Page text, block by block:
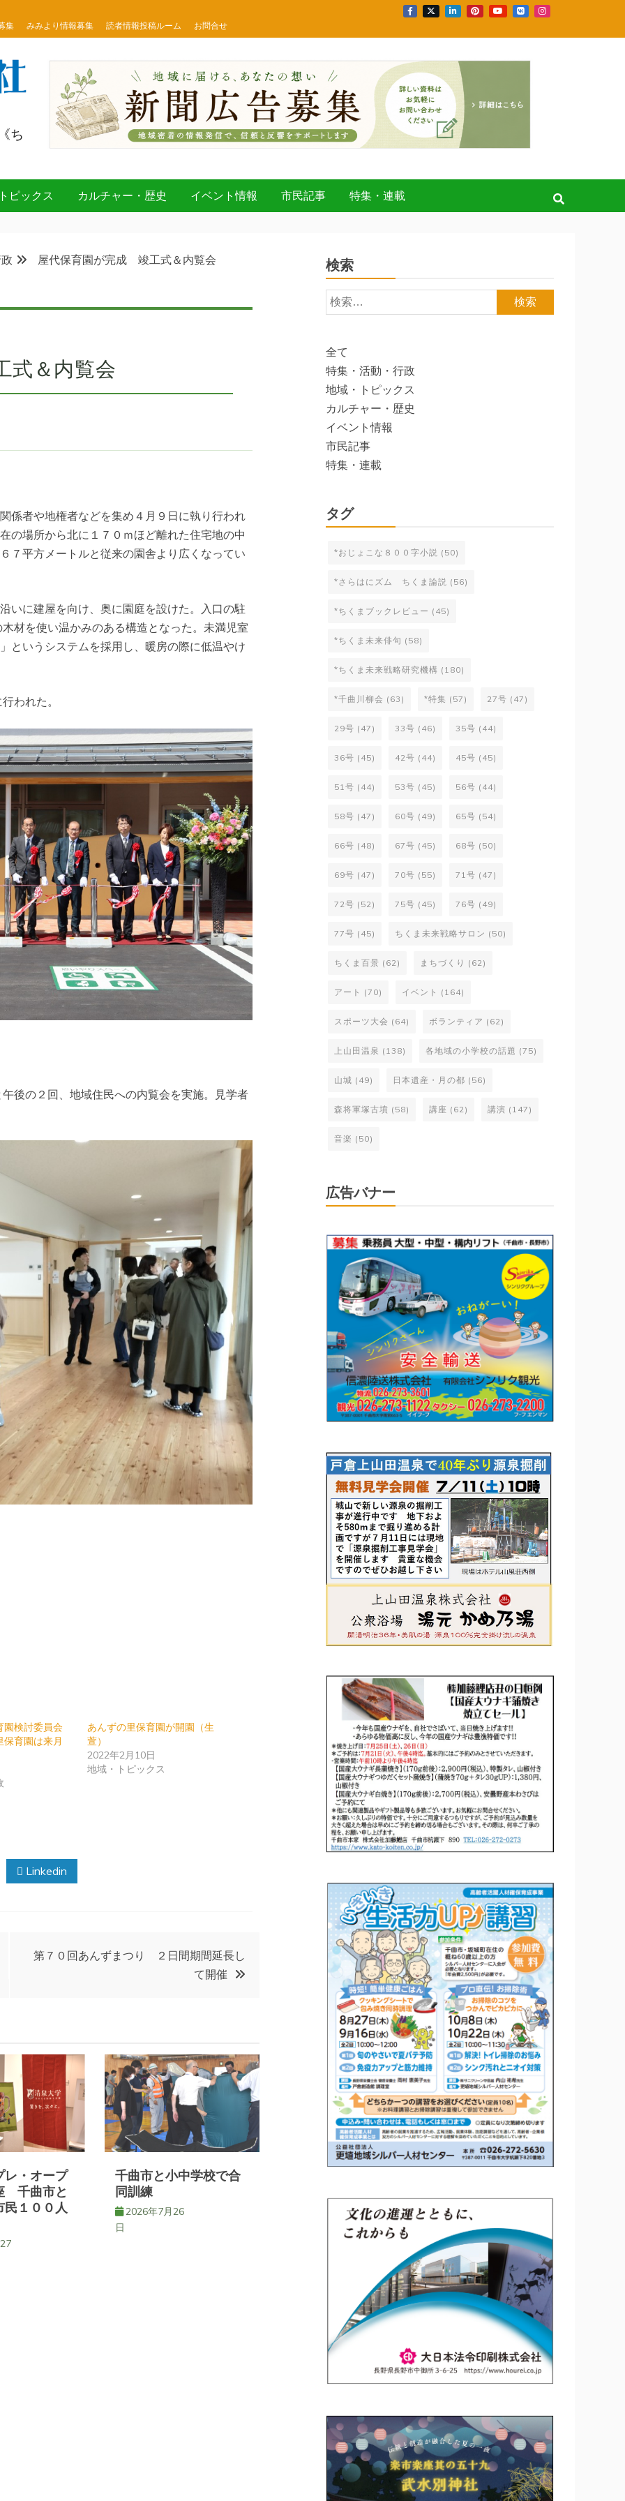
集 みみより情報募集 読者情報投稿ルーム お問合せ
ち
ピックス カルチャー・歴史 イベント情報 市民記事 特集・連載
屋代保育園が完成 竣工式＆内覧会
式＆内覧会
者や地権者などを集め４月９日に執り行われ
の場所から北に１７０ｍほど離れた住宅地の中
７平方メートルと従来の園舎より広くなってい
に建屋を向け、奥に園庭を設けた。入口の駐
材を使い温かみのある構造となった。未満児室
というシステムを採用し、暖房の際に低温やけ
われた。
後の２回、地域住民への内覧会を実施。見学者
検討委員会
育園は来月
あんずの里保育園が開園（生
萱）
2022年2月10日
地域・トピックス
Linkedin
第７０回あんずまつり ２日間期間延長し
て開催
レ・オープ
千曲市と
１００人
千曲市と小中学校で合
同訓練
2026年7月26
日
検索
検
索:
全て
特集・活動・行政
地域・トピックス
カルチャー・歴史
イベント情報
市民記事
特集・連載
タグ
*おじょこな８００字小説 (50)
*さらはにズム ちくま論説 (56)
*ちくまブックレビュー (45)
*ちくま未来俳句 (58)
*ちくま未来戦略研究機構 (180)
*千曲川柳会 (63) *特集 (57) 27号 (47)
29号 (47) 33号 (46) 35号 (44)
36号 (45) 42号 (44) 45号 (45)
51号 (44) 53号 (45) 56号 (44)
58号 (47) 60号 (49) 65号 (54)
66号 (48) 67号 (45) 68号 (50)
69号 (47) 70号 (55) 71号 (47)
72号 (52) 75号 (45) 76号 (49)
77号 (45) ちくま未来戦略サロン (50)
ちくま百景 (62) まちづくり (62)
アート (70) イベント (164)
スポーツ大会 (64) ボランティア (62)
上山田温泉 (138) 各地域の小学校の話題 (75)
山城 (49) 日本遺産・月の都 (56)
森将軍塚古墳 (58) 講座 (62) 講演 (147)
音楽 (50)
広告バナー